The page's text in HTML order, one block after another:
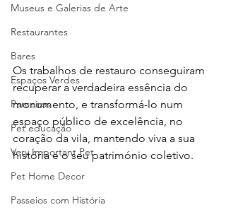
Museus e Galerias de Arte
Restaurantes
Bares
Espaços Verdes
Parceiros
Pet educação
Very Important Pet
Pet Home Decor
Passeios com História
Os trabalhos de restauro conseguiram
recuperar a verdadeira essência do
monumento, e transformá-lo num
espaço público de excelência, no
coração da vila, mantendo viva a sua
história e o seu património coletivo.